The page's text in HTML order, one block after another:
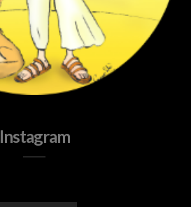
Instagram